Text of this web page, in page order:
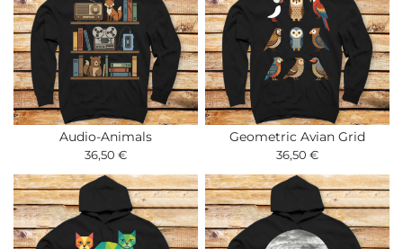
Audio-Animals
36,50 €
Geometric Avian Grid
36,50 €